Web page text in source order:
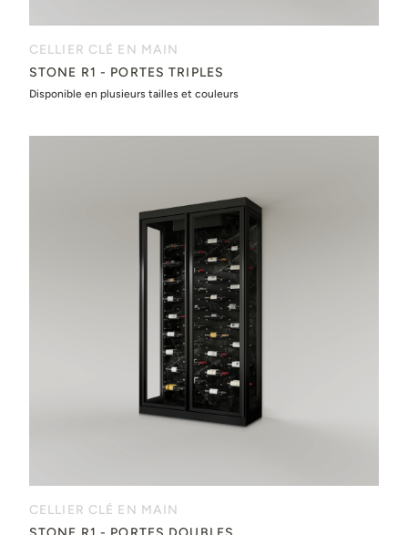
CELLIER CLÉ EN MAIN
STONE R1 - PORTES TRIPLES
Disponible en plusieurs tailles et couleurs
CELLIER CLÉ EN MAIN